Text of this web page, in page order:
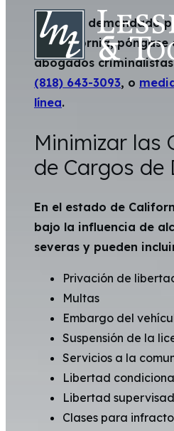
Si lo han demandado
en California,
abogados
(818) 643-3093, o
línea.
Minimizar las
de Cargos de
En el estado de
bajo la influencia de
severas y pueden
Privación de
Multas
Embargo del
Suspensión de la
Servicios a la
Libertad
Libertad
Clases para